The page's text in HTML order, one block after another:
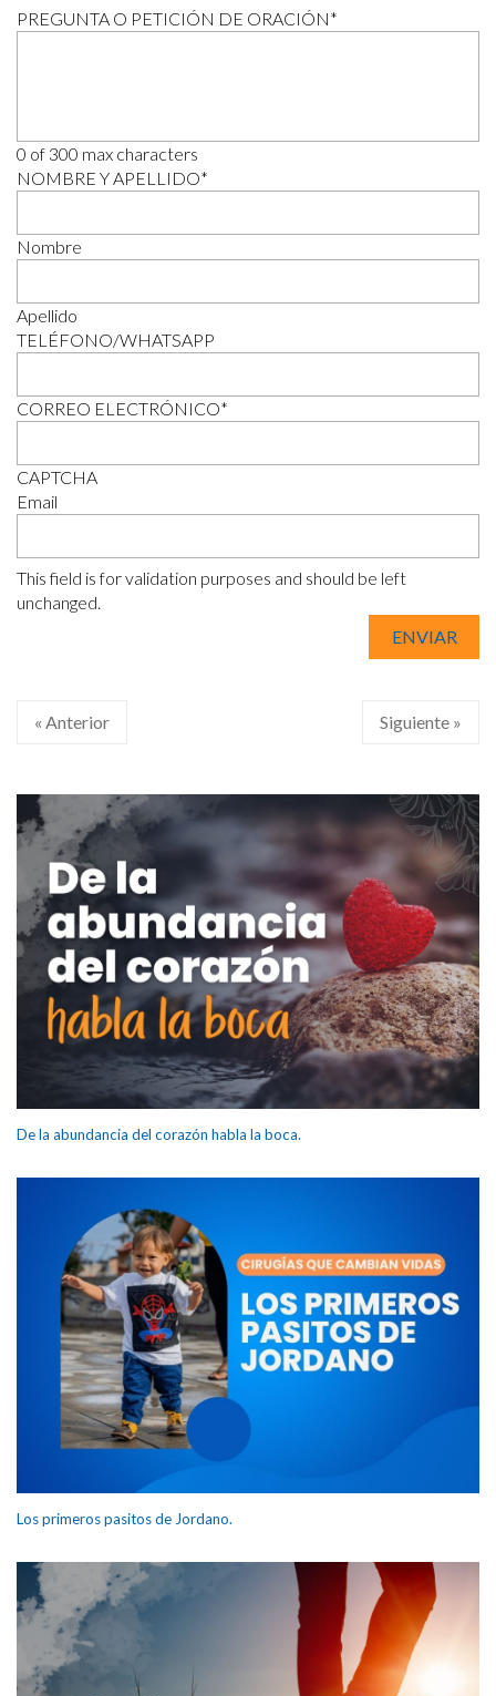
PREGUNTA O PETICIÓN DE ORACIÓN*
0 of 300 max characters
NOMBRE Y APELLIDO*
Nombre
Apellido
TELÉFONO/WHATSAPP
CORREO ELECTRÓNICO*
CAPTCHA
Email
This field is for validation purposes and should be left
unchanged.
« Anterior Siguiente »
De la abundancia del corazón habla la boca.
Los primeros pasitos de Jordano.